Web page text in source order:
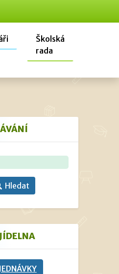
Školská
rada
Hledat